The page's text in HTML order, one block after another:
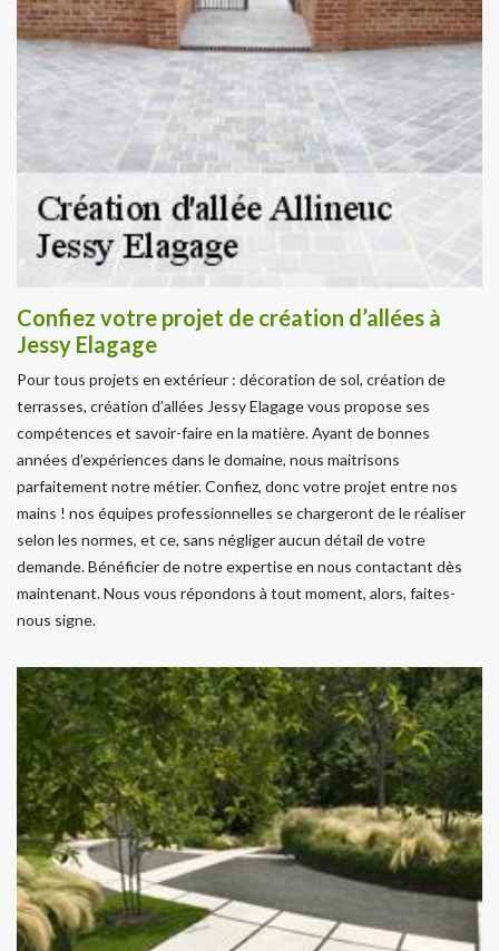
Confiez votre projet de création d’allées à
Jessy Elagage
Pour tous projets en extérieur : décoration de sol, création de
terrasses, création d’allées Jessy Elagage vous propose ses
compétences et savoir-faire en la matière. Ayant de bonnes
années d’expériences dans le domaine, nous maitrisons
parfaitement notre métier. Confiez, donc votre projet entre nos
mains ! nos équipes professionnelles se chargeront de le réaliser
selon les normes, et ce, sans négliger aucun détail de votre
demande. Bénéficier de notre expertise en nous contactant dès
maintenant. Nous vous répondons à tout moment, alors, faites-
nous signe.